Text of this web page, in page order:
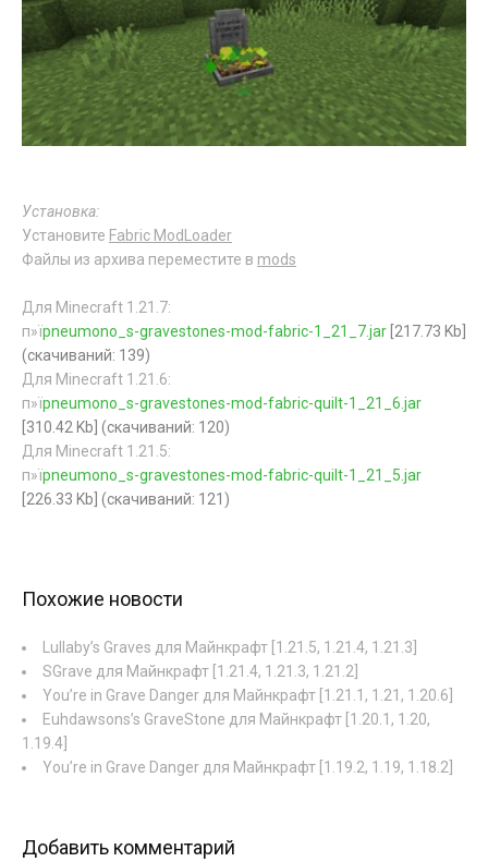
Установка:
Установите Fabric ModLoader
Файлы из архива переместите в mods
Для Minecraft 1.21.7:
п»їpneumono_s-gravestones-mod-fabric-1_21_7.jar [217.73 Kb]
(cкачиваний: 139)
Для Minecraft 1.21.6:
п»їpneumono_s-gravestones-mod-fabric-quilt-1_21_6.jar
[310.42 Kb] (cкачиваний: 120)
Для Minecraft 1.21.5:
п»їpneumono_s-gravestones-mod-fabric-quilt-1_21_5.jar
[226.33 Kb] (cкачиваний: 121)
Похожие новости
Lullaby’s Graves для Майнкрафт [1.21.5, 1.21.4, 1.21.3]
SGrave для Майнкрафт [1.21.4, 1.21.3, 1.21.2]
You’re in Grave Danger для Майнкрафт [1.21.1, 1.21, 1.20.6]
Euhdawsons’s GraveStone для Майнкрафт [1.20.1, 1.20,
1.19.4]
You’re in Grave Danger для Майнкрафт [1.19.2, 1.19, 1.18.2]
Добавить комментарий